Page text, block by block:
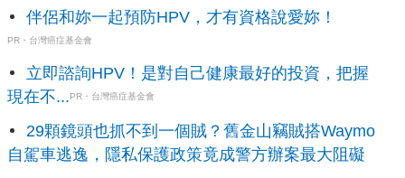
伴侶和妳一起預防HPV，才有資格說愛妳！
PR・台灣癌症基金會
立即諮詢HPV！是對自己健康最好的投資，把握
現在不...PR・台灣癌症基金會
29顆鏡頭也抓不到一個賊？舊金山竊賊搭Waymo
自駕車逃逸，隱私保護政策竟成警方辦案最大阻礙